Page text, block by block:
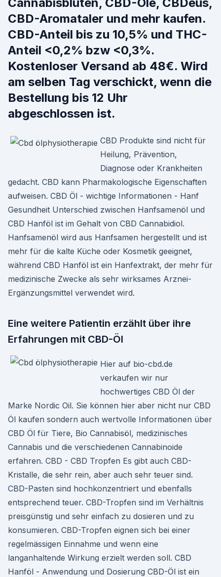
CBD-Aromataler und mehr kaufen.
CBD-Anteil bis zu 10,5% und THC-
Anteil <0,2% bzw <0,3%.
Kostenloser Versand ab 48€. Wird
am selben Tag verschickt, wenn die
Bestellung bis 12 Uhr
abgeschlossen ist.
CBD Produkte sind nicht für
Heilung, Prävention,
Diagnose oder Krankheiten
gedacht. CBD kann Pharmakologische Eigenschaften
aufweisen. CBD Öl - wichtige Informationen - Hanf
Gesundheit Unterschied zwischen Hanfsamenöl und
CBD Hanföl ist im Gehalt von CBD Cannabidiol.
Hanfsamenöl wird aus Hanfsamen hergestellt und ist
mehr für die kalte Küche oder Kosmetik geeignet,
während CBD Hanföl ist ein Hanfextrakt, der mehr für
medizinische Zwecke als sehr wirksames Arznei-
Ergänzungsmittel verwendet wird.
Eine weitere Patientin erzählt über ihre
Erfahrungen mit CBD-Öl
Hier auf bio-cbd.de
verkaufen wir nur
hochwertiges CBD Öl der
Marke Nordic Oil. Sie können hier aber nicht nur CBD
Öl kaufen sondern auch wertvolle Informationen über
CBD Öl für Tiere, Bio Cannabisöl, medizinisches
Cannabis und die verschiedenen Cannabinoide
erfahren. CBD - CBD Tropfen Es gibt auch CBD-
Kristalle, die sehr rein, aber auch sehr teuer sind.
CBD-Pasten sind hochkonzentriert und ebenfalls
entsprechend teuer. CBD-Tropfen sind im Verhältnis
preisgünstig und sehr einfach zu dosieren und zu
konsumieren. CBD-Tropfen eignen sich bei einer
regelmässigen Einnahme und wenn eine
langanhaltende Wirkung erzielt werden soll. CBD
Hanföl - Anwendung und Dosierung CBD-Öl ist ein